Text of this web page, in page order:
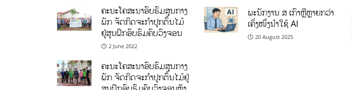
ຄະນະໂຄສະນາອົບຮົມສູນກາງ
ພັກ ຈັດກິດຈະກຳປູກຕົ້ນໄມ້
ຢູ່ສູນຝຶກອົບຮົມຄົບວົງຈອນ
2 June 2022
ຄະນະໂຄສະນາອົບຮົມສູນກາງ
ພັກ ຈັດກິດຈະກຳປູກຕົ້ນໄມ້ຢູ່
ພະນັກງານ ສ ເກົາຫຼີຫຼາຍກວ່າ
ເຄິ່ງໜຶ່ງນຳໃຊ້ AI
20 August 2025